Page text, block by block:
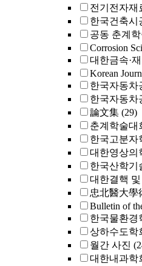
전기전자재
한국건축시
공동 춘계
Corrosion
대한금속·
Korean
한국자동차
한국자동차
論文集 (29)
춘계학술대
한국고분자
대한영상의
한국산학기
대한결핵
忠北醫大學
Bulletin of
한국물환경
상하수도학
월간 사진
대한내과학